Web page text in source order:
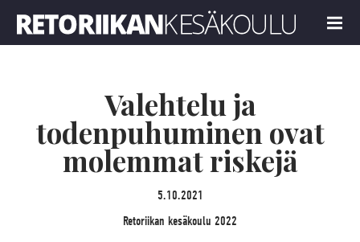
MENU
Valehtelu ja
todenpuhuminen ovat
molemmat riskejä
5.10.2021
Retoriikan kesäkoulu 2022